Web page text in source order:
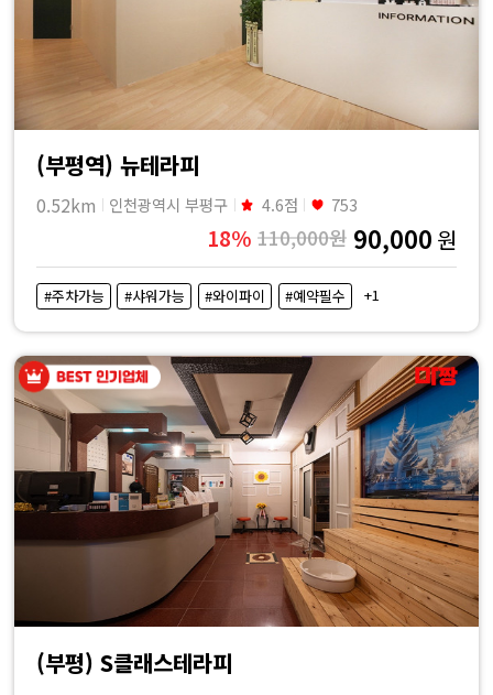
(부평역) 뉴테라피
0.52km 인천광역시 부평구 4.6점 753
18% 110,000원 90,000 원
#주차가능 #샤워가능 #와이파이 #예약필수 +1
(부평) S클래스테라피